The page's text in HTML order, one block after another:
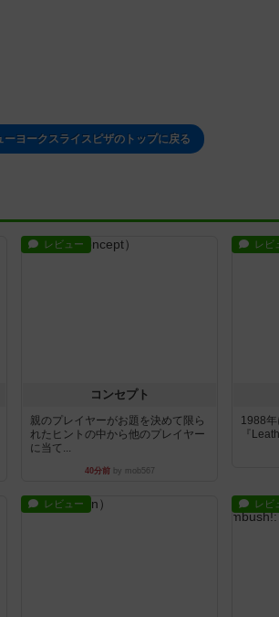
ヨークスライスピザのトップに戻る
レビュー
コンセプト
親のプレイヤーがお題を決めて限ら
れたヒントの中から他のプレイヤー
に当て...
40分前by mob567
レビ
1988
『
レビュー レビ